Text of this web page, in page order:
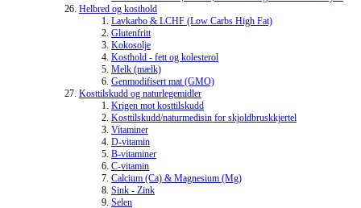
Helbred og kosthold
Lavkarbo & LCHF (Low Carbs High Fat)
Glutenfritt
Kokosolje
Kosthold - fett og kolesterol
Melk (mælk)
Genmodifisert mat (GMO)
Kosttilskudd og naturlegemidler
Krigen mot kosttilskudd
Kosttilskudd/naturmedisin for skjoldbruskkjertel
Vitaminer
D-vitamin
B-vitaminer
C-vitamin
Calcium (Ca) & Magnesium (Mg)
Sink - Zink
Selen